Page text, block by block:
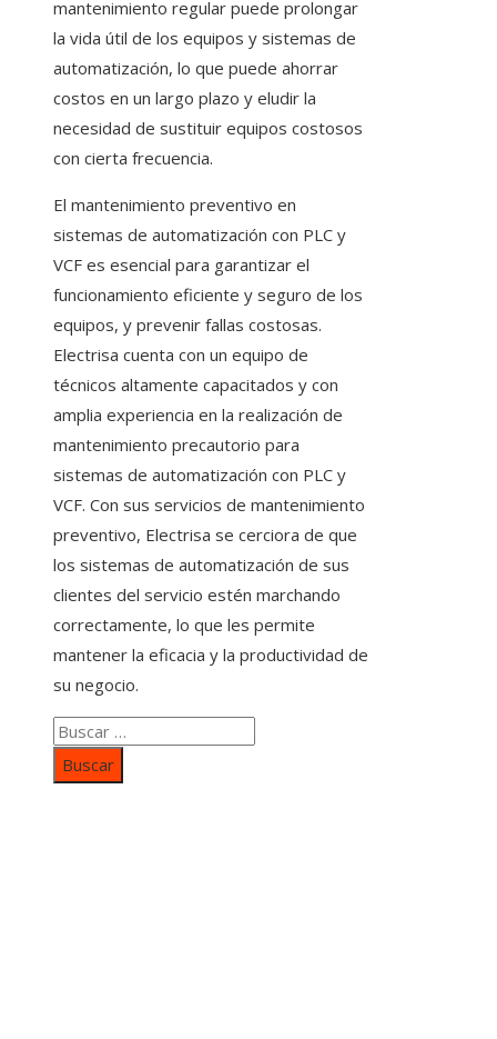
mantenimiento regular puede prolongar
la vida útil de los equipos y sistemas de
automatización, lo que puede ahorrar
costos en un largo plazo y eludir la
necesidad de sustituir equipos costosos
con cierta frecuencia.
El mantenimiento preventivo en
sistemas de automatización con PLC y
VCF es esencial para garantizar el
funcionamiento eficiente y seguro de los
equipos, y prevenir fallas costosas.
Electrisa cuenta con un equipo de
técnicos altamente capacitados y con
amplia experiencia en la realización de
mantenimiento precautorio para
sistemas de automatización con PLC y
VCF. Con sus servicios de mantenimiento
preventivo, Electrisa se cerciora de que
los sistemas de automatización de sus
clientes del servicio estén marchando
correctamente, lo que les permite
mantener la eficacia y la productividad de
su negocio.
Buscar: